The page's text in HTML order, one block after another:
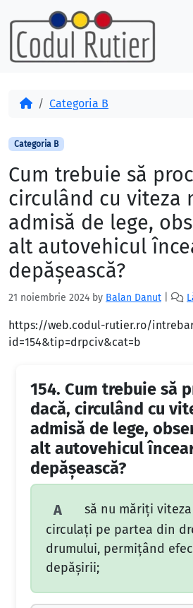
Skip to content
Skip to footer
AcasăCategoria B
Categoria B
Cum trebuie să
circulând cu viteza
admisă de lege,
alt autovehicul
depăşească?
21 noiembrie 2024 by Balan Danut
https://web.codul-rutier.ro/
id=154&tip=drpciv&cat=b
154. Cum trebuie să
dacă, circulând cu
admisă de lege,
alt autovehicul
depăşească?
A
să nu măriţi viteza
circulaţi pe partea din
drumului, permiţând
depăşirii;